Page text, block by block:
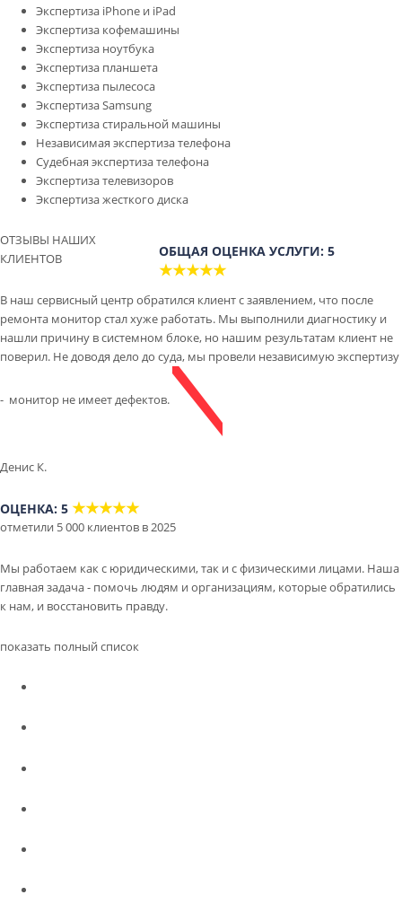
Экспертиза iPhone и iPad
Экспертиза кофемашины
Экспертиза ноутбука
Экспертиза планшета
Экспертиза пылесоса
Экспертиза Samsung
Экспертиза стиральной машины
Независимая экспертиза телефона
Судебная экспертиза телефона
Экспертиза телевизоров
Экспертиза жесткого диска
ОТЗЫВЫ НАШИХ
КЛИЕНТОВ
ОБЩАЯ ОЦЕНКА УСЛУГИ: 5
★★★★★
В наш сервисный центр обратился клиент с заявлением, что после
ремонта монитор стал хуже работать. Мы выполнили диагностику и
нашли причину в системном блоке, но нашим результатам клиент не
поверил. Не доводя дело до суда, мы провели независимую экспертизу
- монитор не имеет дефектов.
Денис К.
ОЦЕНКА: 5 ★★★★★
отметили 5 000 клиентов в 2025
Мы работаем как с юридическими, так и с физическими лицами. Наша
главная задача - помочь людям и организациям, которые обратились
к нам, и восстановить правду.
показать полный список